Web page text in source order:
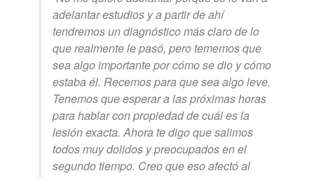
adelantar estudios y a partir de ahí
tendremos un diagnóstico más claro de lo
que realmente le pasó, pero tememos que
sea algo importante por cómo se dio y cómo
estaba él. Recemos para que sea algo leve.
Tenemos que esperar a las próximas horas
para hablar con propiedad de cuál es la
lesión exacta. Ahora te digo que salimos
todos muy dolidos y preocupados en el
segundo tiempo. Creo que eso afectó al